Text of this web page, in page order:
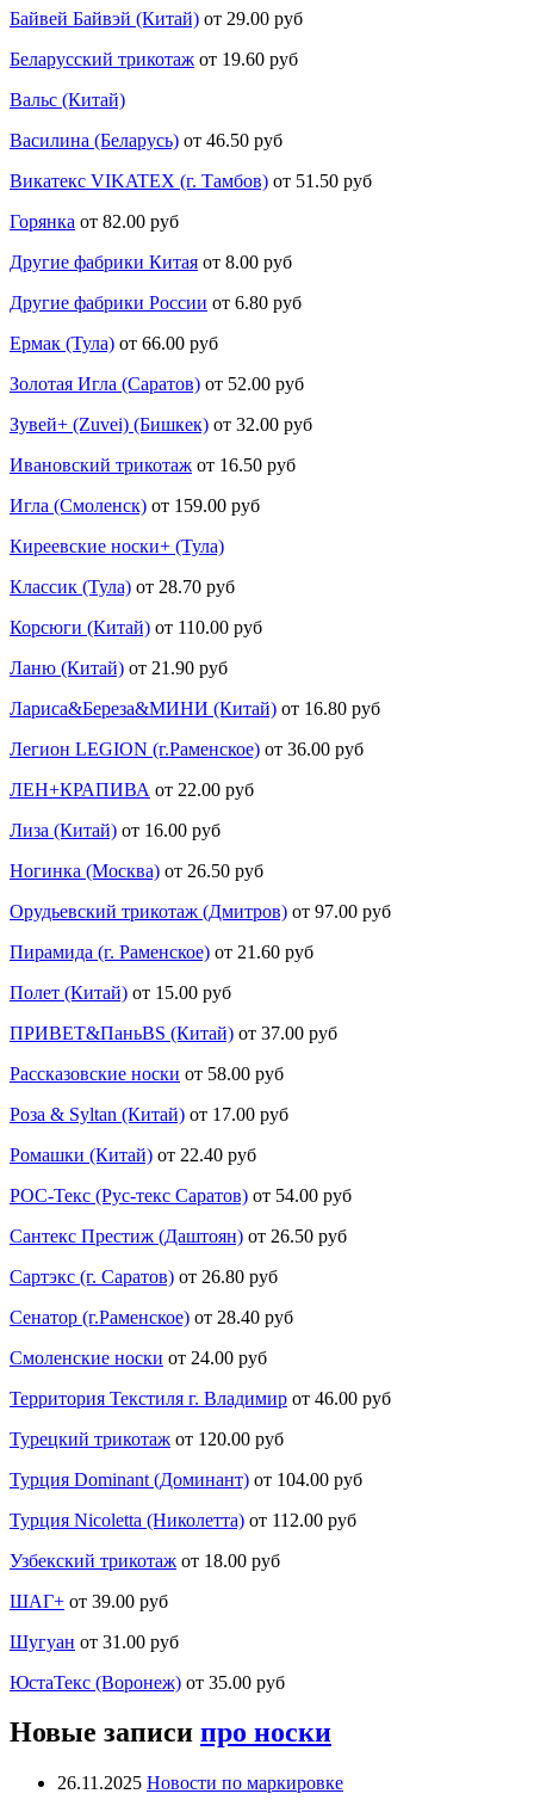
Байвей Байвэй (Китай) от 29.00 руб
Беларусский трикотаж от 19.60 руб
Вальс (Китай)
Василина (Беларусь) от 46.50 руб
Викатекс VIKATEX (г. Тамбов) от 51.50 руб
Горянка от 82.00 руб
Другие фабрики Китая от 8.00 руб
Другие фабрики России от 6.80 руб
Ермак (Тула) от 66.00 руб
Золотая Игла (Саратов) от 52.00 руб
Зувей+ (Zuvei) (Бишкек) от 32.00 руб
Ивановский трикотаж от 16.50 руб
Игла (Смоленск) от 159.00 руб
Киреевские носки+ (Тула)
Классик (Тула) от 28.70 руб
Корсюги (Китай) от 110.00 руб
Ланю (Китай) от 21.90 руб
Лариса&Береза&МИНИ (Китай) от 16.80 руб
Легион LEGION (г.Раменское) от 36.00 руб
ЛЕН+КРАПИВА от 22.00 руб
Лиза (Китай) от 16.00 руб
Ногинка (Москва) от 26.50 руб
Орудьевский трикотаж (Дмитров) от 97.00 руб
Пирамида (г. Раменское) от 21.60 руб
Полет (Китай) от 15.00 руб
ПРИВЕТ&ПаньBS (Китай) от 37.00 руб
Рассказовские носки от 58.00 руб
Роза & Syltan (Китай) от 17.00 руб
Ромашки (Китай) от 22.40 руб
РОС-Текс (Рус-текс Саратов) от 54.00 руб
Сантекс Престиж (Даштоян) от 26.50 руб
Сартэкс (г. Саратов) от 26.80 руб
Сенатор (г.Раменское) от 28.40 руб
Смоленские носки от 24.00 руб
Территория Текстиля г. Владимир от 46.00 руб
Турецкий трикотаж от 120.00 руб
Турция Dominant (Доминант) от 104.00 руб
Турция Nicoletta (Николетта) от 112.00 руб
Узбекский трикотаж от 18.00 руб
ШАГ+ от 39.00 руб
Шугуан от 31.00 руб
ЮстаТекс (Воронеж) от 35.00 руб
Новые записи про носки
26.11.2025 Новости по маркировке